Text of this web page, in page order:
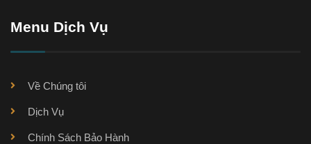
Menu Dịch Vụ
Về Chúng tôi
Dịch Vụ
Chính Sách Bảo Hành